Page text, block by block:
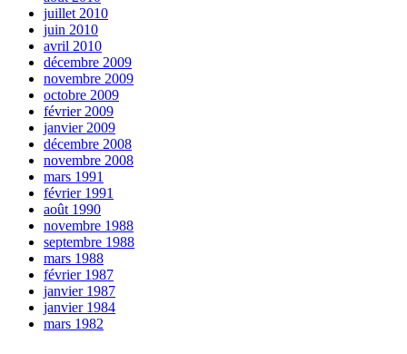
juillet 2010
juin 2010
avril 2010
décembre 2009
novembre 2009
octobre 2009
février 2009
janvier 2009
décembre 2008
novembre 2008
mars 1991
février 1991
août 1990
novembre 1988
septembre 1988
mars 1988
février 1987
janvier 1987
janvier 1984
mars 1982